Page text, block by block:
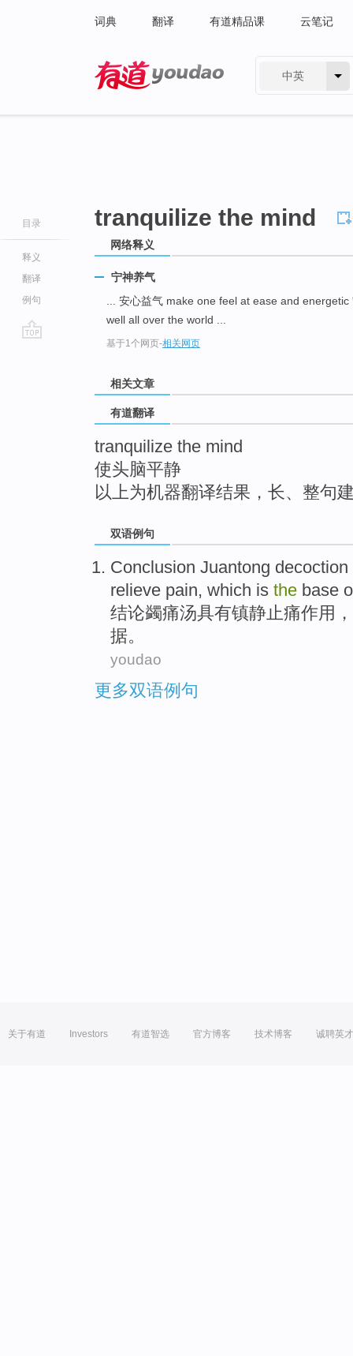
词典 翻译 有道精品课 云笔记
中英
目录
释义
翻译
例句
tranquilize the mind
网络释义
宁神养气
... 安心益气 make one feel at ease and energetic
well all over the world ...
基于1个网页-相关网页
相关文章
有道翻译
tranquilize the mind
使头脑平静
以上为机器翻译结果，长、整句
双语例句
Conclusion Juantong decoction
relieve pain, which is the base
结论蠲痛汤具有镇静止痛作用，
据。
youdao
更多双语例句
关于有道 Investors 有道智选 官方博客 技术博客 诚聘英才